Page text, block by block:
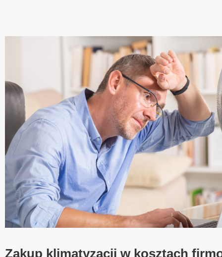
Zakup klimatyzacji w kosztach